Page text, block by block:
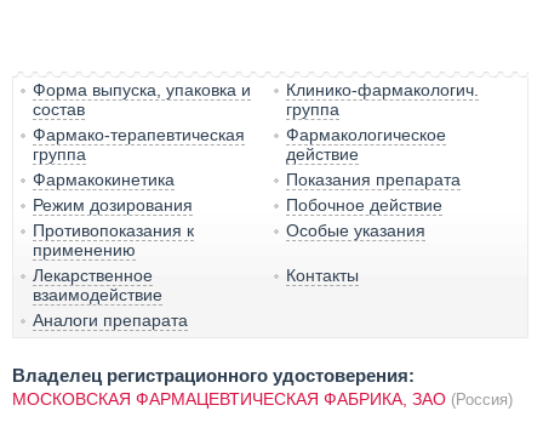
Форма выпуска, упаковка и
состав
Клинико-фармакологич.
группа
Фармако-терапевтическая
группа
Фармакологическое
действие
Фармакокинетика
Показания препарата
Режим дозирования
Побочное действие
Противопоказания к
применению
Особые указания
Лекарственное
взаимодействие
Контакты
Аналоги препарата
Владелец регистрационного удостоверения:
МОСКОВСКАЯ ФАРМАЦЕВТИЧЕСКАЯ ФАБРИКА, ЗАО (Россия)